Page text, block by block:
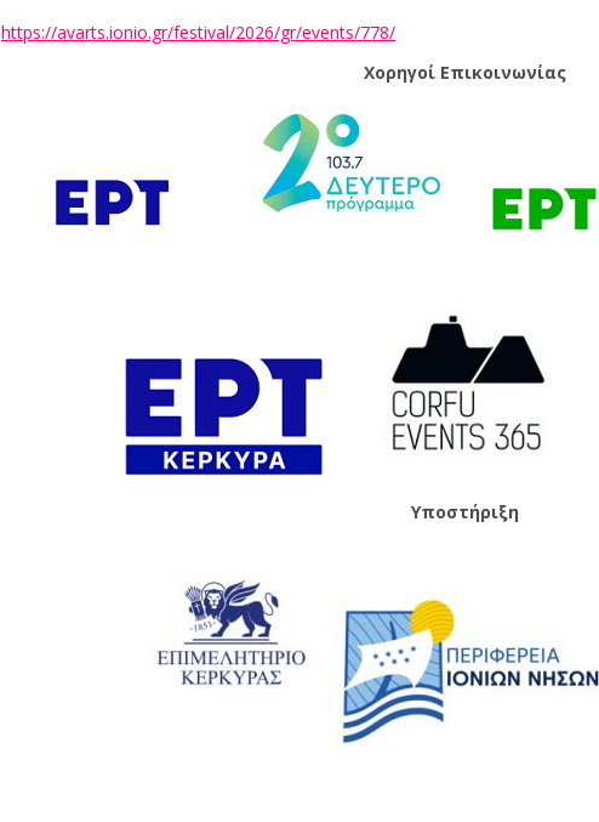
https://avarts.ionio.gr/festival/2026/gr/events/778/
Χορηγοί Επικοινωνίας
Υποστήριξη